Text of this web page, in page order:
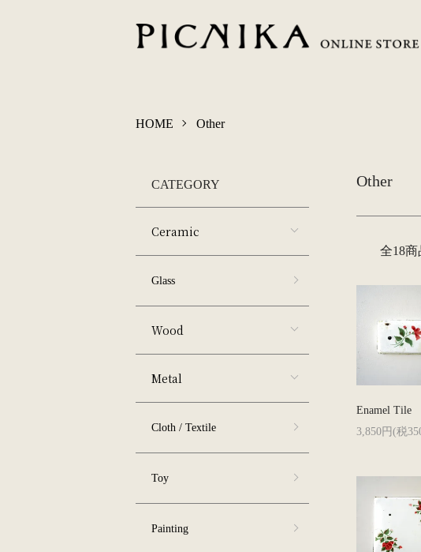
HOME Other
Other
全18商
Enamel Tile
3,850円(税
CATEGORY
Ceramic
Glass
Wood
Metal
Cloth / Textile
Toy
Painting